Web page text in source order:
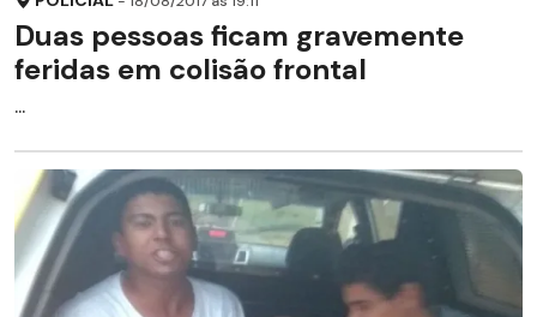
Duas pessoas ficam gravemente
feridas em colisão frontal
...